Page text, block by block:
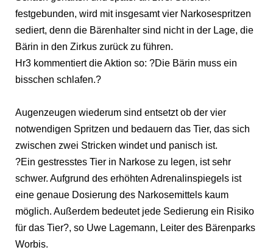
festgebunden, wird mit insgesamt vier Narkosespritzen
sediert, denn die Bärenhalter sind nicht in der Lage, die
Bärin in den Zirkus zurück zu führen.
Hr3 kommentiert die Aktion so: ?Die Bärin muss ein
bisschen schlafen.?
Augenzeugen wiederum sind entsetzt ob der vier
notwendigen Spritzen und bedauern das Tier, das sich
zwischen zwei Stricken windet und panisch ist.
?Ein gestresstes Tier in Narkose zu legen, ist sehr
schwer. Aufgrund des erhöhten Adrenalinspiegels ist
eine genaue Dosierung des Narkosemittels kaum
möglich. Außerdem bedeutet jede Sedierung ein Risiko
für das Tier?, so Uwe Lagemann, Leiter des Bärenparks
Worbis.